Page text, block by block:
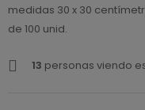
medidas 30 x 30
de 100 unid.
13 personas viendo